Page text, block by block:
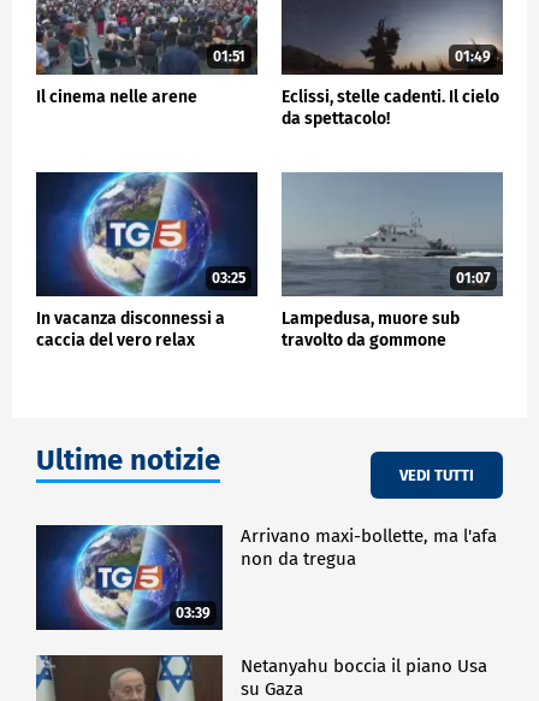
01:51
Il cinema nelle arene
01:49
Eclissi, stelle cadenti. Il cielo
da spettacolo!
03:25
In vacanza disconnessi a
caccia del vero relax
01:07
Lampedusa, muore sub
travolto da gommone
Ultime notizie VEDI TUTTI
03:39
Arrivano maxi-bollette, ma l'afa
non da tregua
Netanyahu boccia il piano Usa
su Gaza